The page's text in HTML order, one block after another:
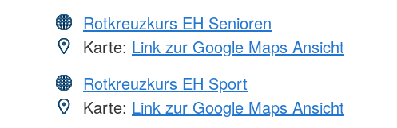
Rotkreuzkurs EH Senioren
Karte: Link zur Google Maps Ansicht
Rotkreuzkurs EH Sport
Karte: Link zur Google Maps Ansicht